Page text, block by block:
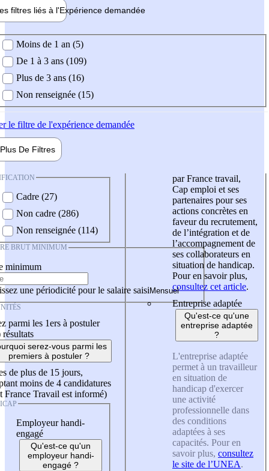
filtres liés à l'Expérience demandée
demandée
Moins de 1 an (5)
De 1 à 3 ans (109)
Plus de 3 ans (16)
Non renseignée (15)
le filtre de l'expérience demandée
Plus De Filtres
Cadre (27)
Non cadre (286)
Non renseignée (114)
BRUT MINIMUM
minimum
une périodicité pour le salaire saisi
parmi les 1ers à postuler
résultats
serez-vous parmi les
premiers à postuler ?
de plus de 15 jours,
moins de 4 candidatures
France Travail est informé)
Employeur handi-
engagé
Qu'est-ce qu'un
employeur handi-
engagé ?
par France travail,
Cap emploi et ses
partenaires pour ses
actions concrètes en
faveur du recrutement,
de l’intégration et de
l’accompagnement de
ses collaborateurs en
situation de handicap.
Pour en savoir plus,
consultez cet article.
Entreprise adaptée
Qu'est-ce qu'une
entreprise adaptée
?
L'entreprise adaptée
permet à un travailleur
en situation de
handicap d'exercer
une activité
professionnelle dans
des conditions
adaptées à ses
capacités. Pour en
savoir plus, consultez
le site de l’UNEA.